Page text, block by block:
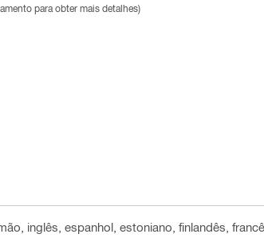
para obter mais detalhes)
inglês, espanhol, estoniano, finlandês,